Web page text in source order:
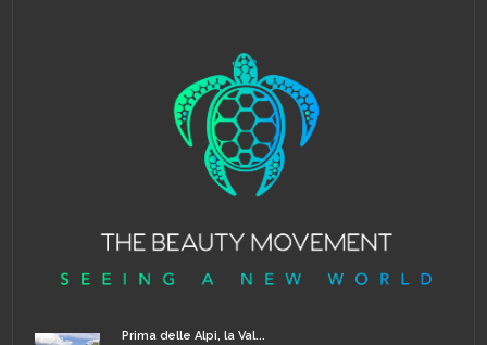
Prima delle Alpi, la Val...